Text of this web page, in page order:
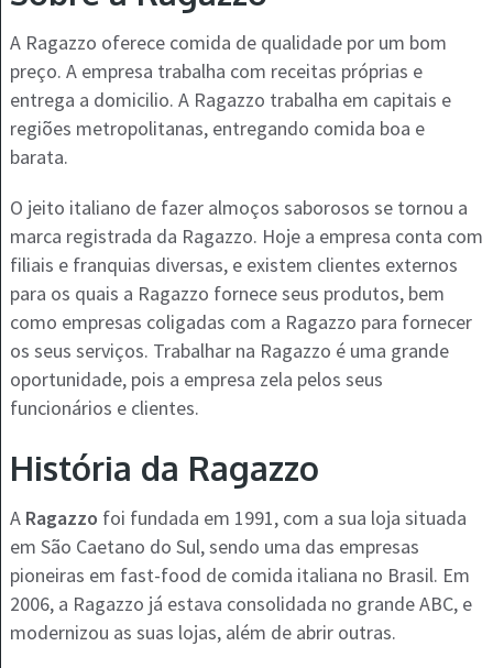
A Ragazzo oferece comida de qualidade por um bom
preço. A empresa trabalha com receitas próprias e
entrega a domicilio. A Ragazzo trabalha em capitais e
regiões metropolitanas, entregando comida boa e
barata.
O jeito italiano de fazer almoços saborosos se tornou a
marca registrada da Ragazzo. Hoje a empresa conta com
filiais e franquias diversas, e existem clientes externos
para os quais a Ragazzo fornece seus produtos, bem
como empresas coligadas com a Ragazzo para fornecer
os seus serviços. Trabalhar na Ragazzo é uma grande
oportunidade, pois a empresa zela pelos seus
funcionários e clientes.
História da Ragazzo
A Ragazzo foi fundada em 1991, com a sua loja situada
em São Caetano do Sul, sendo uma das empresas
pioneiras em fast-food de comida italiana no Brasil. Em
2006, a Ragazzo já estava consolidada no grande ABC, e
modernizou as suas lojas, além de abrir outras.